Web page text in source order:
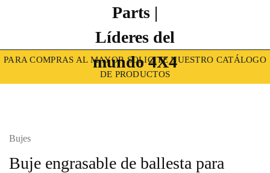
PARA COMPRAS AL MAYOR SOLICITE NUESTRO CATÁLOGO
DE PRODUCTOS
Bujes
Buje engrasable de ballesta para